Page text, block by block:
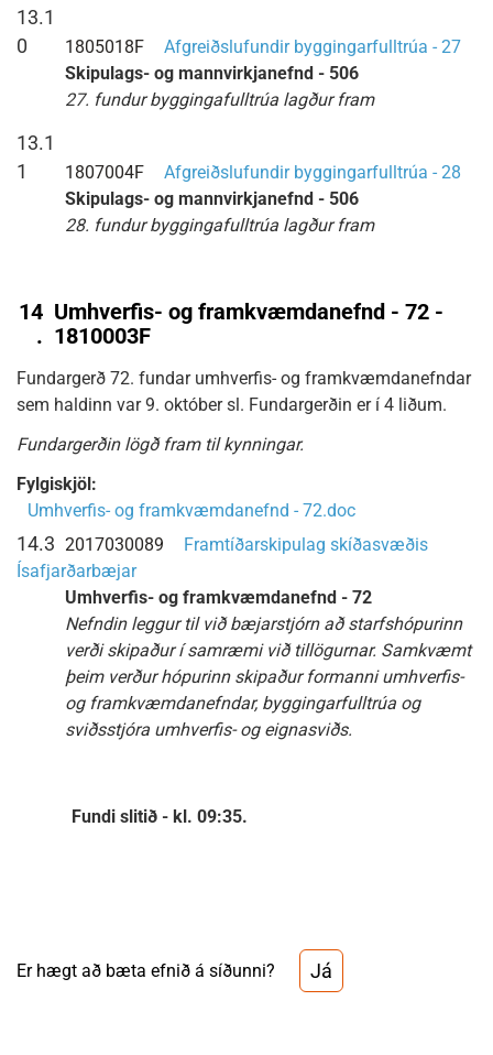
13.1
0
1805018F
Afgreiðslufundir byggingarfulltrúa - 27
Skipulags- og mannvirkjanefnd - 506
27. fundur byggingafulltrúa lagður fram
13.1
1
1807004F
Afgreiðslufundir byggingarfulltrúa - 28
Skipulags- og mannvirkjanefnd - 506
28. fundur byggingafulltrúa lagður fram
14
.
Umhverfis- og framkvæmdanefnd - 72 -
1810003F
Fundargerð 72. fundar umhverfis- og framkvæmdanefndar
sem haldinn var 9. október sl. Fundargerðin er í 4 liðum.
Fundargerðin lögð fram til kynningar.
Fylgiskjöl:
Umhverfis- og framkvæmdanefnd - 72.doc
14.3 2017030089
Framtíðarskipulag skíðasvæðis
Ísafjarðarbæjar
Umhverfis- og framkvæmdanefnd - 72
Nefndin leggur til við bæjarstjórn að starfshópurinn
verði skipaður í samræmi við tillögurnar. Samkvæmt
þeim verður hópurinn skipaður formanni umhverfis-
og framkvæmdanefndar, byggingarfulltrúa og
sviðsstjóra umhverfis- og eignasviðs.
Fundi slitið - kl. 09:35.
Er hægt að bæta efnið á síðunni? Já